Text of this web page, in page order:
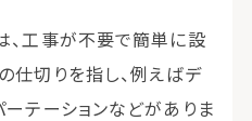
、工事が不要で簡単に設
仕切りを指し、例えばデ
テーションなどがありま